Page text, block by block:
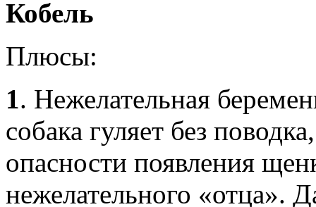
Кобель
Плюсы:
1. Нежелательная
собака гуляет без
опасности появления
нежелательного «отца».